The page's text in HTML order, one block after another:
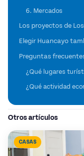
6. Mercados
Los proyectos de
Elegir Huancayo
Preguntas
¿Qué lugares
¿Qué actividad
Otros artículos
CASAS